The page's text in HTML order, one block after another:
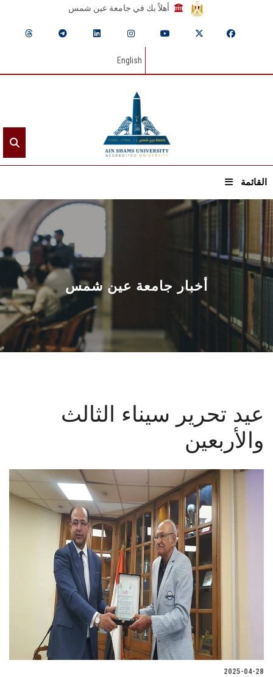
أهلاً بك في جامعة عين شمس
English
القائمة
الرئيسيـة
عن الجامعة
القطاعـات
الشئون الأكاديمية
البحث العلمي
المراكز والوحدات
الإعلام
تواصل معنا
هيئة التدريس
الدراسات العليا
الخريجين
أخبار جامعة عين شمس
عيد تحرير سيناء الثالث
والأربعين
2025-04-28